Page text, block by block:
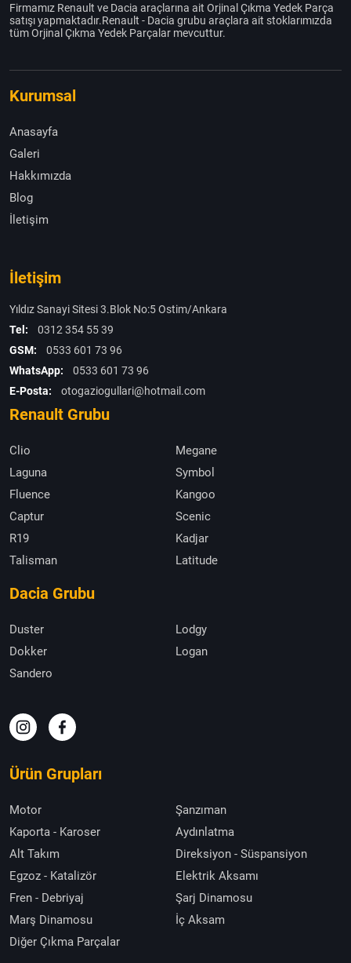
Firmamız Renault ve Dacia araçlarına ait Orjinal Çıkma Yedek Parça
satışı yapmaktadır.Renault - Dacia grubu araçlara ait stoklarımızda
tüm Orjinal Çıkma Yedek Parçalar mevcuttur.
Kurumsal
Anasayfa
Galeri
Hakkımızda
Blog
İletişim
İletişim
Yıldız Sanayi Sitesi 3.Blok No:5 Ostim/Ankara
Tel:
0312 354 55 39
GSM:
0533 601 73 96
WhatsApp:
0533 601 73 96
E-Posta:
otogaziogullari@hotmail.com
Renault Grubu
Clio
Megane
Laguna
Symbol
Fluence
Kangoo
Captur
Scenic
R19
Kadjar
Talisman
Latitude
Dacia Grubu
Duster
Lodgy
Dokker
Logan
Sandero
Ürün Grupları
Motor
Şanzıman
Kaporta - Karoser
Aydınlatma
Alt Takım
Direksiyon - Süspansiyon
Egzoz - Katalizör
Elektrik Aksamı
Fren - Debriyaj
Şarj Dinamosu
Marş Dinamosu
İç Aksam
Diğer Çıkma Parçalar